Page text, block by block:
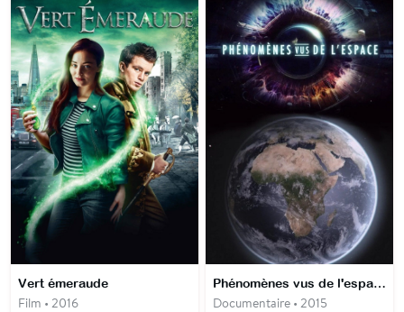
Vert émeraude
Film • 2016
Phénomènes vus de l'espace
Documentaire • 2015